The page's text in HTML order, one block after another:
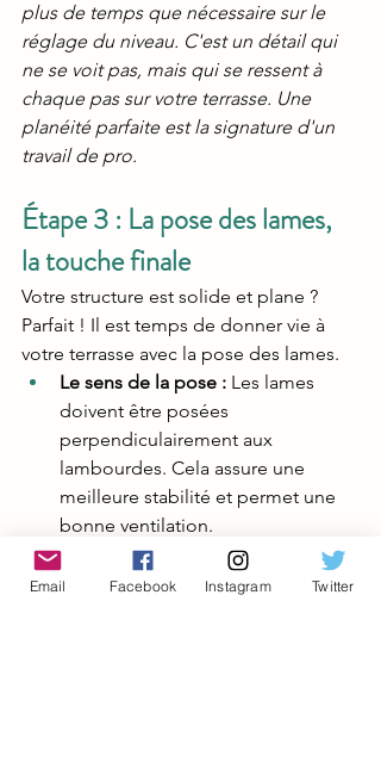
plus de temps que nécessaire sur le
réglage du niveau. C'est un détail qui
ne se voit pas, mais qui se ressent à
chaque pas sur votre terrasse. Une
planéité parfaite est la signature d'un
travail de pro.
Étape 3 : La pose des lames,
la touche finale
Votre structure est solide et plane ?
Parfait ! Il est temps de donner vie à
votre terrasse avec la pose des lames.
Le sens de la pose : Les lames
doivent être posées
perpendiculairement aux
lambourdes. Cela assure une
meilleure stabilité et permet une
bonne ventilation.
L'espacement :
"Le bois respire !"
C'est une règle d'or à ne jamais
Email Facebook Instagram Twitter